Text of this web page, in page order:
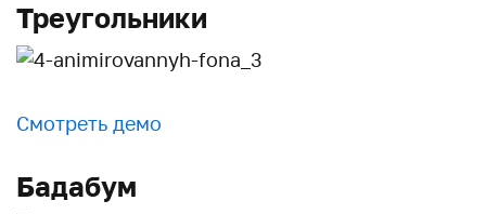
Треугольники
Смотреть демо
Бадабум